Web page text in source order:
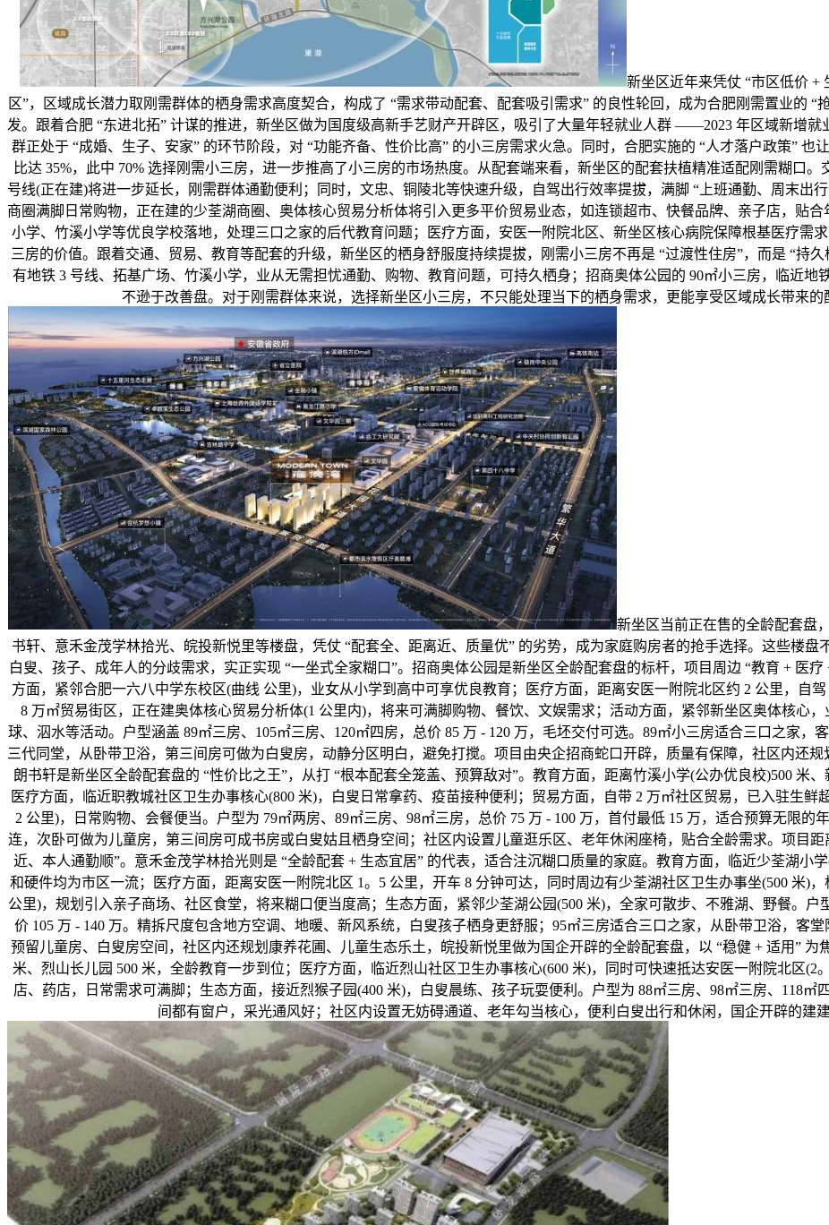
新坐区近年来凭仗 “市区低价 +
区”，区域成长潜力取刚需群体的栖身需求高度契合，构成了 “需求带动配套、配套吸引需求” 的良性轮回，成为合肥刚需置业的
发。跟着合肥 “东进北拓” 计谋的推进，新坐区做为国度级高新手艺财产开辟区，吸引了大量年轻就业人群 ——2023 年区域新增就
群正处于 “成婚、生子、安家” 的环节阶段，对 “功能齐备、性价比高” 的小三房需求火急。同时，合肥实施的 “人才落户政策” 也
比达 35%，此中 70% 选择刚需小三房，进一步推高了小三房的市场热度。从配套端来看，新坐区的配套扶植精准适配刚需糊口
号线(正在建)将进一步延长，刚需群体通勤便利；同时，文忠、铜陵北等快速升级，自驾出行效率提拔，满脚 “上班通勤、周末出
商圈满脚日常购物，正在建的少荃湖商圈、奥体核心贸易分析体将引入更多平价贸易业态，如连锁超市、快餐品牌、亲子店，贴
小学、竹溪小学等优良学校落地，处理三口之家的后代教育问题；医疗方面，安医一附院北区、新坐区核心病院保障根基医疗需
三房的价值。跟着交通、贸易、教育等配套的升级，新坐区的栖身舒服度持续提拔，刚需小三房不再是 “过渡性住房”，而是 “持
有地铁 3 号线、拓基广场、竹溪小学，业从无需担忧通勤、购物、教育问题，可持久栖身；招商奥体公园的 90㎡小三房，临近
不逊于改善盘。对于刚需群体来说，选择新坐区小三房，不只能处理当下的栖身需求，更能享受区域成长带来的
新坐区当前正在售的全龄配套盘
书轩、意禾金茂学林拾光、皖投新悦里等楼盘，凭仗 “配套全、距离近、质量优” 的劣势，成为家庭购房者的抢手选择。这些楼
白叟、孩子、成年人的分歧需求，实正实现 “一坐式全家糊口”。招商奥体公园是新坐区全龄配套盘的标杆，项目周边 “教育 + 医
方面，紧邻合肥一六八中学东校区(曲线 公里)，业女从小学到高中可享优良教育；医疗方面，距离安医一附院北区约 2 公里，自
8 万㎡贸易街区，正在建奥体核心贸易分析体(1 公里内)，将来可满脚购物、餐饮、文娱需求；活动方面，紧邻新坐区奥体核心
球、泅水等活动。户型涵盖 89㎡三房、105㎡三房、120㎡四房，总价 85 万 - 120 万，毛坯交付可选。89㎡小三房适合三口之家，
三代同堂，从卧带卫浴，第三间房可做为白叟房，动静分区明白，避免打搅。项目由央企招商蛇口开辟，质量有保障，社区内还
朗书轩是新坐区全龄配套盘的 “性价比之王”，从打 “根本配套全笼盖、预算敌对”。教育方面，距离竹溪小学(公办优良校)500 米
医疗方面，临近职教城社区卫生办事核心(800 米)，白叟日常拿药、疫苗接种便利；贸易方面，自带 2 万㎡社区贸易，已入驻生鲜
2 公里)，日常购物、会餐便当。户型为 79㎡两房、89㎡三房、98㎡三房，总价 75 万 - 100 万，首付最低 15 万，适合预算无限
连，次卧可做为儿童房，第三间房可成书房或白叟姑且栖身空间；社区内设置儿童逛乐区、老年休闲座椅，贴合全龄需求。项目
近、本人通勤顺”。意禾金茂学林拾光则是 “全龄配套 + 生态宜居” 的代表，适合注沉糊口质量的家庭。教育方面，临近少荃湖小
和硬件均为市区一流；医疗方面，距离安医一附院北区 1。5 公里，开车 8 分钟可达，同时周边有少荃湖社区卫生办事坐(500 米)
公里)，规划引入亲子商场、社区食堂，将来糊口便当度高；生态方面，紧邻少荃湖公园(500 米)，全家可散步、不雅湖、野餐。户
价 105 万 - 140 万。精拆尺度包含地方空调、地暖、新风系统，白叟孩子栖身更舒服；95㎡三房适合三口之家，从卧带卫浴，客
预留儿童房、白叟房空间，社区内还规划康养花圃、儿童生态乐土，皖投新悦里做为国企开辟的全龄配套盘，以 “稳健 + 适用”
米、烈山长儿园 500 米，全龄教育一步到位；医疗方面，临近烈山社区卫生办事核心(600 米)，同时可快速抵达安医一附院北区(2
店、药店，日常需求可满脚；生态方面，接近烈猴子园(400 米)，白叟晨练、孩子玩耍便利。户型为 88㎡三房、98㎡三房、118㎡
间都有窗户，采光通风好；社区内设置无妨碍通道、老年勾当核心，便利白叟出行和休闲，国企开辟的建